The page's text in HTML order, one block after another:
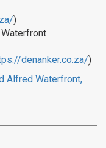
)
denanker.co.za/)
Alfred Waterfront,